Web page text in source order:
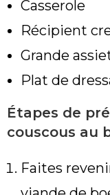
Casserole
Récipient
Grande
Plat de
Étapes de
couscous au
Faites